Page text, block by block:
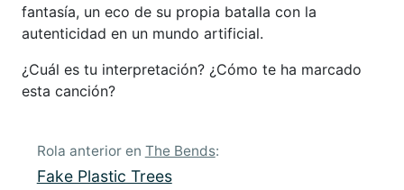
fantasía, un eco de su propia batalla con la
autenticidad en un mundo artificial.
¿Cuál es tu interpretación? ¿Cómo te ha marcado
esta canción?
Rola anterior en The Bends:
Fake Plastic Trees